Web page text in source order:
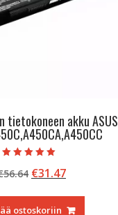
tietokoneen akku ASUS
tuotteesta:
5.00
56.64 Alkuperäinen
oli:
€31.47Nykyinen
on:
ostoskoriin